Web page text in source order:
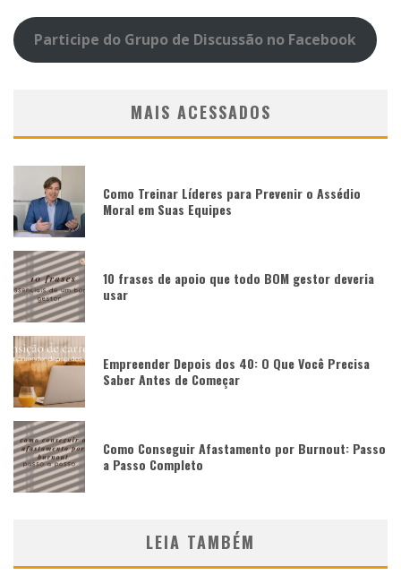
Participe do Grupo de Discussão no Facebook
MAIS ACESSADOS
Como Treinar Líderes para Prevenir o Assédio
Moral em Suas Equipes
10 frases de apoio que todo BOM gestor deveria
usar
Empreender Depois dos 40: O Que Você Precisa
Saber Antes de Começar
Como Conseguir Afastamento por Burnout: Passo
a Passo Completo
LEIA TAMBÉM